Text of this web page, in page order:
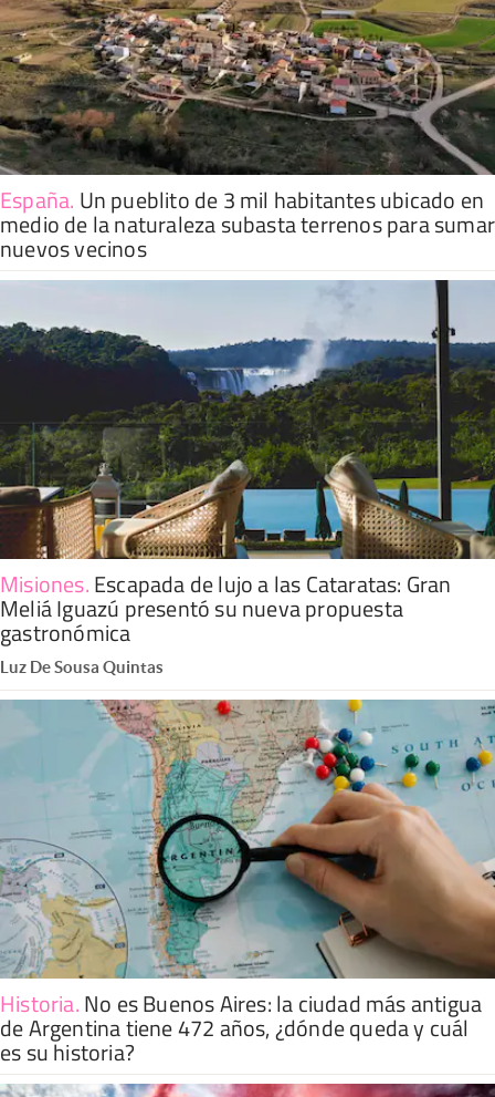
España. Un pueblito de 3 mil habitantes ubicado en
medio de la naturaleza subasta terrenos para sumar
nuevos vecinos
Misiones.Escapada de lujo a las Cataratas: Gran
Meliá Iguazú presentó su nueva propuesta
gastronómica
Luz De Sousa Quintas
Historia.No es Buenos Aires: la ciudad más antigua
de Argentina tiene 472 años, ¿dónde queda y cuál
es su historia?